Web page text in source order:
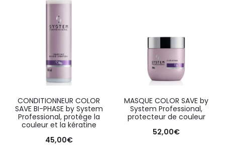
CONDITIONNEUR COLOR
SAVE BI-PHASE by System
Professional, protège la
couleur et la kératine
45,00€
MASQUE COLOR SAVE by
System Professional,
protecteur de couleur
52,00€